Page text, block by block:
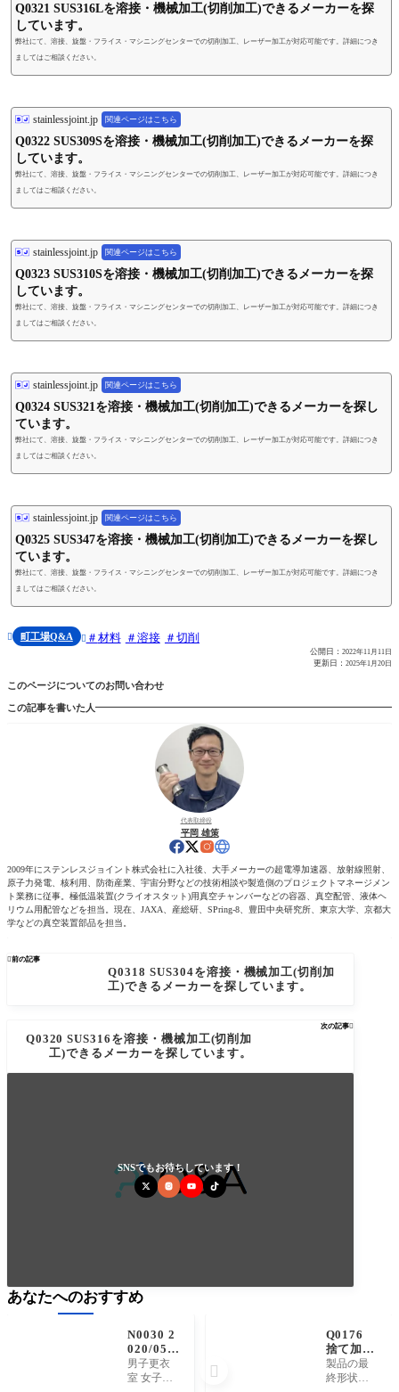
Q0321 SUS316Lを溶接・機械加工(切削加工)できるメーカーを探
しています。
弊社にて、溶接、旋盤・フライス・マシニングセンターでの切削加工、レーザー加工が対応可能です。詳細につき
ましてはご相談ください。
stainlessjoint.jp 関連ページはこちら
Q0322 SUS309Sを溶接・機械加工(切削加工)できるメーカーを探
しています。
弊社にて、溶接、旋盤・フライス・マシニングセンターでの切削加工、レーザー加工が対応可能です。詳細につき
ましてはご相談ください。
stainlessjoint.jp 関連ページはこちら
Q0323 SUS310Sを溶接・機械加工(切削加工)できるメーカーを探
しています。
弊社にて、溶接、旋盤・フライス・マシニングセンターでの切削加工、レーザー加工が対応可能です。詳細につき
ましてはご相談ください。
stainlessjoint.jp 関連ページはこちら
Q0324 SUS321を溶接・機械加工(切削加工)できるメーカーを探し
ています。
弊社にて、溶接、旋盤・フライス・マシニングセンターでの切削加工、レーザー加工が対応可能です。詳細につき
ましてはご相談ください。
stainlessjoint.jp 関連ページはこちら
Q0325 SUS347を溶接・機械加工(切削加工)できるメーカーを探し
ています。
弊社にて、溶接、旋盤・フライス・マシニングセンターでの切削加工、レーザー加工が対応可能です。詳細につき
ましてはご相談ください。
 町工場Q&A  材料 溶接 切削
公開日： 2022年11月11日
更新日： 2025年1月20日
このページについてのお問い合わせ
この記事を書いた人
代表取締役
平岡 雄策
2009年にステンレスジョイント株式会社に入社後、大手メーカーの超電導加速器、放射線照射、
原子力発電、核利用、防衛産業、宇宙分野などの技術相談や製造側のプロジェクトマネージメン
ト業務に従事。極低温装置(クライオスタット)用真空チャンバーなどの容器、真空配管、液体ヘ
リウム用配管などを担当。現在、JAXA、産総研、SPring-8、豊田中央研究所、東京大学、京都大
学などの真空装置部品を担当。
前の記事
Q0318 SUS304を溶接・機械加工(切削加
工)できるメーカーを探しています。
次の記事
Q0320 SUS316を溶接・機械加工(切削加
工)できるメーカーを探しています。
SNSでもお待ちしています！
あなたへのおすすめ
N0030 2
020/05/0
9 更衣室
の改修を
男子更衣
室 女子更
Q0176
捨て加工
(すて加
工、ステ
製品の最
終形状に
